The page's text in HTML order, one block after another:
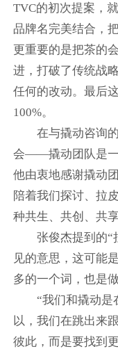
TVC的初次提案，
品牌名完美结合，
更重要的是把茶的
进，打破了传统战
任何的改动。最后
100%。
在与撬动咨询的
会——撬动团队是一
他由衷地感谢撬动
陪着我们探讨、拉
种共生、共创、共
张俊杰提到的“
见的意思，这可能
多的一个词，也是
“我们和撬动是
以，我们在跳出来
彼此，而是要找到